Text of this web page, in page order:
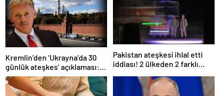
Kremlin’den ‘Ukrayna’da 30
günlük ateşkes’ açıklaması:
Bunu iyice düşünmeliyiz
Pakistan ateşkesi ihlal etti
iddiası! 2 ülkeden 2 farklı